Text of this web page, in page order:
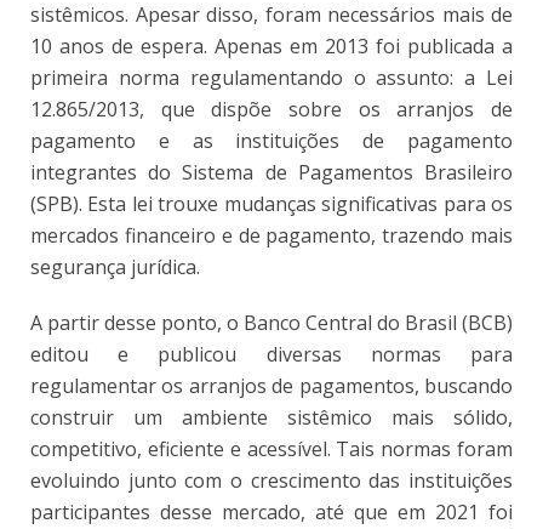
sistêmicos. Apesar disso, foram necessários mais de
10 anos de espera. Apenas em 2013 foi publicada a
primeira norma regulamentando o assunto: a Lei
12.865/2013, que dispõe sobre os arranjos de
pagamento e as instituições de pagamento
integrantes do Sistema de Pagamentos Brasileiro
(SPB). Esta lei trouxe mudanças significativas para os
mercados financeiro e de pagamento, trazendo mais
segurança jurídica.
A partir desse ponto, o Banco Central do Brasil (BCB)
editou e publicou diversas normas para
regulamentar os arranjos de pagamentos, buscando
construir um ambiente sistêmico mais sólido,
competitivo, eficiente e acessível. Tais normas foram
evoluindo junto com o crescimento das instituições
participantes desse mercado, até que em 2021 foi